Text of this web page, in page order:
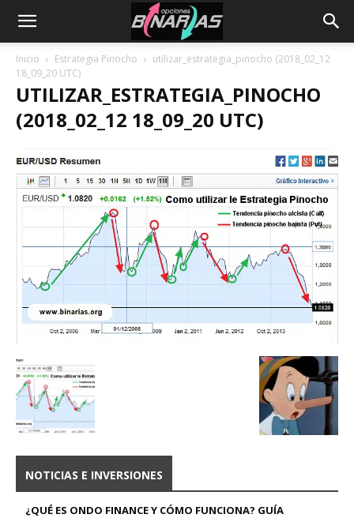
Inicio Estrategia Pinocho
utilizar_estrategia_pinocho (2018_02_12
18_09_20 UTC)
UTILIZAR_ESTRATEGIA_PINOCHO
(2018_02_12 18_09_20 UTC)
NOTICIAS E INVERSIONES
¿QUÉ ES ONDO FINANCE Y CÓMO FUNCIONA? GUÍA